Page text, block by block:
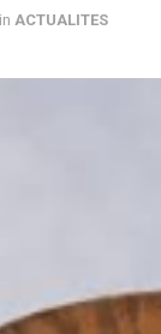
in ACTUALITES